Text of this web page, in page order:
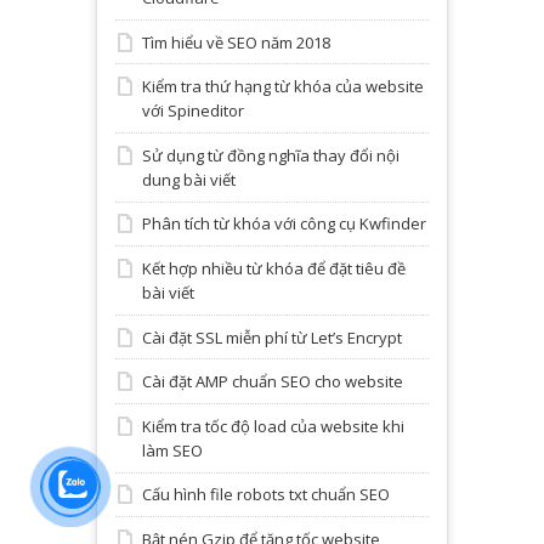
Tìm hiểu về SEO năm 2018
Kiểm tra thứ hạng từ khóa của website
với Spineditor
Sử dụng từ đồng nghĩa thay đổi nội
dung bài viết
Phân tích từ khóa với công cụ Kwfinder
Kết hợp nhiều từ khóa để đặt tiêu đề
bài viết
Cài đặt SSL miễn phí từ Let’s Encrypt
Cài đặt AMP chuẩn SEO cho website
Kiểm tra tốc độ load của website khi
làm SEO
Cấu hình file robots txt chuẩn SEO
Bật nén Gzip để tăng tốc website